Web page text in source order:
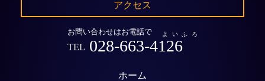
アクセス
お問い合わせはお電話で よいふろ
TEL 028-663-4126
ホーム